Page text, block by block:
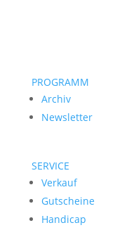
PROGRAMM
Archiv
Newsletter
SERVICE
Verkauf
Gutscheine
Handicap